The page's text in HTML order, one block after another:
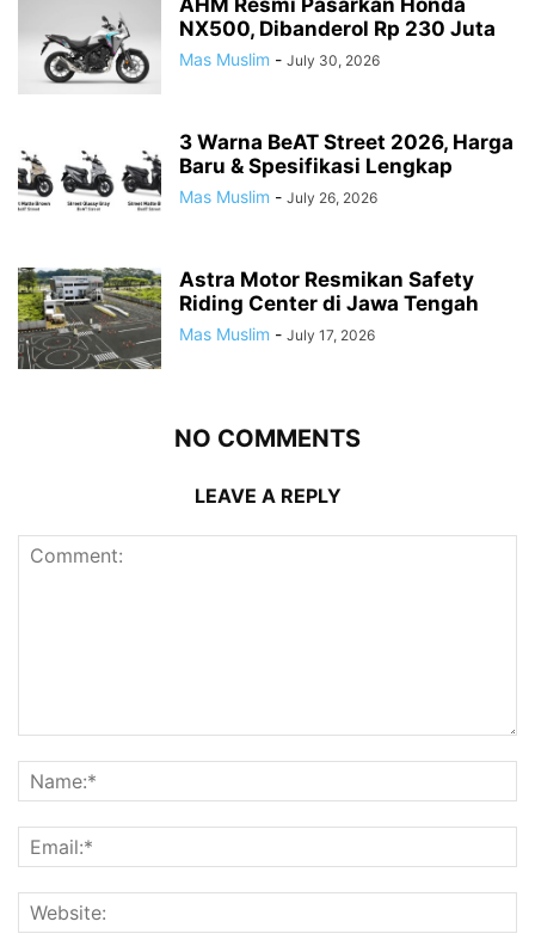
NX500, Dibanderol Rp 230 Juta
Mas Muslim - July 30, 2026
3 Warna BeAT Street 2026, Harga
Baru & Spesifikasi Lengkap
Mas Muslim - July 26, 2026
Astra Motor Resmikan Safety
Riding Center di Jawa Tengah
Mas Muslim - July 17, 2026
NO COMMENTS
LEAVE A REPLY